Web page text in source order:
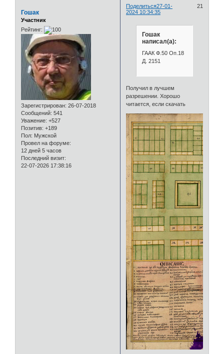
Поделиться 21
27-01-
2024 10:34:35
Гошак
Участник
Рейтинг:
Зарегистрирован: 26-07-2018
Сообщений: 541
Уважение: +527
Позитив: +189
Пол: Мужской
Провел на форуме:
12 дней 5 часов
Последний визит:
22-07-2026 17:38:16
Гошак
написал(а):
ГААК Ф.50 Оп.18
Д. 2151
Получил в лучшем
разрешении. Хорошо
читается, если скачать